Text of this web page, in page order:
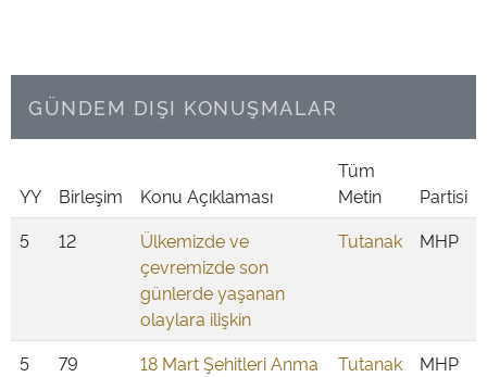
GÜNDEM DIŞI KONUŞMALAR
YY Birleşim Konu Açıklaması
Tüm
Metin
Partisi
5
12
Ülkemizde ve
çevremizde son
günlerde yaşanan
olaylara ilişkin
Tutanak MHP
5 79
18 Mart Şehitleri Anma
Tutanak MHP